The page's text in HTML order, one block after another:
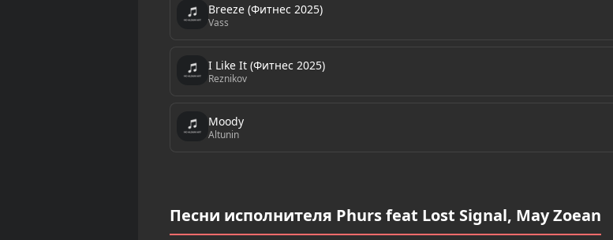
Breeze (Фитнес 2025)
Vass
I Like It (Фитнес 2025)
Reznikov
Moody
Altunin
Песни исполнителя Phurs feat Lost Signal, May Zoean